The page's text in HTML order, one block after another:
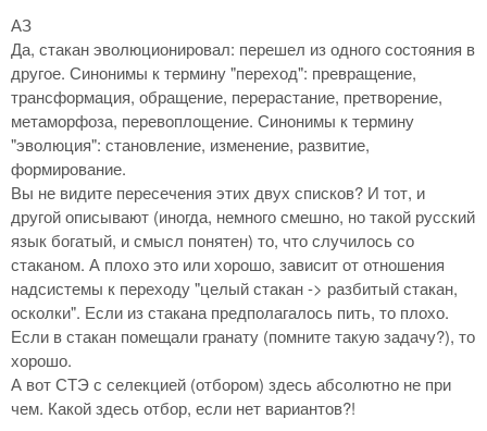
АЗ
Да, стакан эволюционировал: перешел из одного состояния в
другое. Синонимы к термину "переход": превращение,
трансформация, обращение, перерастание, претворение,
метаморфоза, перевоплощение. Синонимы к термину
"эволюция": становление, изменение, развитие,
формирование.
Вы не видите пересечения этих двух списков? И тот, и
другой описывают (иногда, немного смешно, но такой русский
язык богатый, и смысл понятен) то, что случилось со
стаканом. А плохо это или хорошо, зависит от отношения
надсистемы к переходу "целый стакан -> разбитый стакан,
осколки". Если из стакана предполагалось пить, то плохо.
Если в стакан помещали гранату (помните такую задачу?), то
хорошо.
А вот СТЭ с селекцией (отбором) здесь абсолютно не при
чем. Какой здесь отбор, если нет вариантов?!